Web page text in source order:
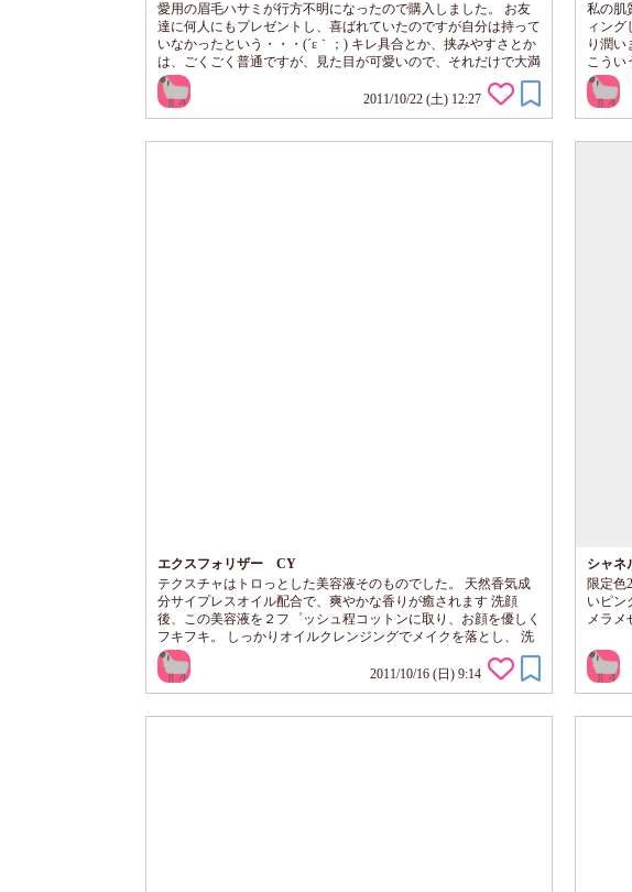
愛用の眉毛ハサミが行方不明になったので購入しました。 お友
達に何人にもプレゼントし、喜ばれていたのですが自分は持って
いなかったという・・・(´ε｀；) キレ具合とか、挟みやすさとか
は、ごくごく普通ですが、見た目が可愛いので、それだけで大満
足です♪ ケースも付いていて、もち歩きやすくって気に入ってま
す♪
2011/10/22 (土) 12:27
私の肌
ィング
り潤い
こうい
ていれ
わかり
明るく
エクスフォリザー CY
テクスチャはトロっとした美容液そのものでした。 天然香気成
分サイプレスオイル配合で、爽やかな香りが癒されます 洗顔
後、この美容液を２フ゜ッシュ程コットンに取り、お顔を優しく
フキフキ。 しっかりオイルクレンジングでメイクを落とし、 洗
顔もして、入浴した後なのにコットンに汚れが・・・ ブースタ
ー効果で、この後のスキンケアの浸透も良くなったと感じまし
た。 拭き取り美容液というだけあって、拭きとった後もシット
2011/10/16 (日) 9:14
シャネ
限定色
いピン
メラメ